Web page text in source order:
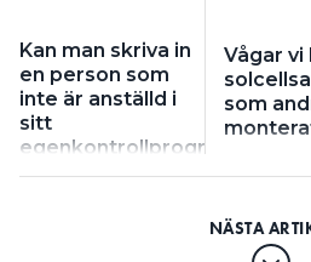
Kan man skriva in
en person som
inte är anställd i
sitt
egenkontrollprogram?
Vågar vi
som